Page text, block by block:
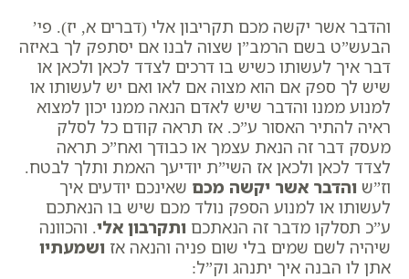
והדבר אשר יקשה מכם תקריבון אלי (דברים א, יז). פי’
הבעש”ט בשם הרמב”ן שצוה לבנו אם יסתפק לך באיזה
דבר איך לעשותו כשיש בו דרכים לצדד לכאן ולכאן או
שיש לך ספק אם הוא מצוה אם לאו ואם יש לעשותו או
למנוע ממנו והדבר שיש לאדם הנאה ממנו יכון למצוא
ראיה להתיר האסור ע”כ. אז תראה קודם כל לסלק
מעסק דבר זה הנאת עצמך או כבודך ואח”כ תראה
לצדד לכאן ולכאן אז השי”ת יודיעך האמת ותלך לבטח.
וז”ש והדבר אשר יקשה מכם שאינכם יודעים איך
לעשותו או למנוע הספק נולד מכם שיש בו הנאתכם
ע”כ תסלקו מדבר זה הנאתכם ותקרבון אלי. והכוונה
שיהיה לשם שמים בלי שום פניה והנאה אז ושמעתיו
אתן לו הבנה איך יתנהג וק”ל: